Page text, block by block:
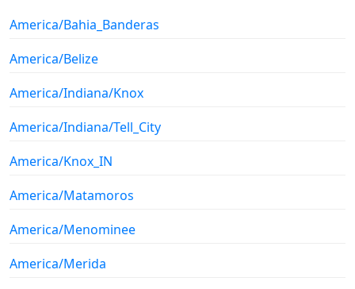
America/Bahia_Banderas
America/Belize
America/Indiana/Knox
America/Indiana/Tell_City
America/Knox_IN
America/Matamoros
America/Menominee
America/Merida